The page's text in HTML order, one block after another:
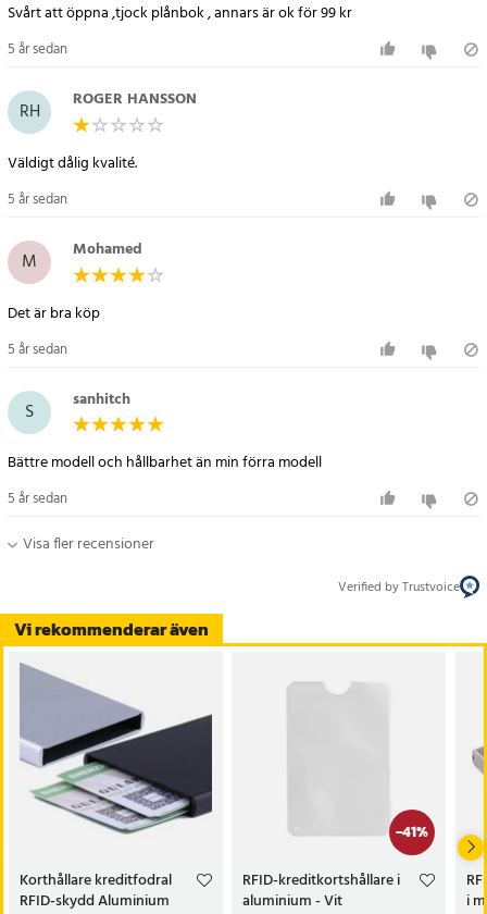
Vi rekommenderar även
Korthållare kreditfodral
RFID-skydd Aluminium
-41%
RFID-kreditkortshållare i
aluminium - Vit
i
Svårt att öppna ,tjock plånbok , annars är ok för 99 kr
5 år sedan
RH ROGER HANSSON
Väldigt dålig kvalité.
5 år sedan
M Mohamed
Det är bra köp
5 år sedan
S sanhitch
Bättre modell och hållbarhet än min förra modell
5 år sedan
Visa fler recensioner
Verified by Trustvoice